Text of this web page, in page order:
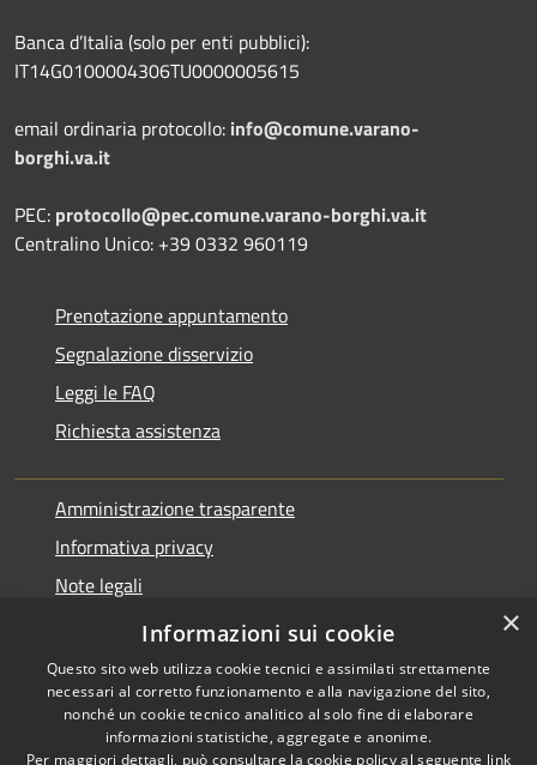
Banca d’Italia (solo per enti pubblici):
IT14G0100004306TU0000005615
email ordinaria protocollo: info@comune.varano-
borghi.va.it
PEC: protocollo@pec.comune.varano-borghi.va.it
Centralino Unico: +39 0332 960119
Prenotazione appuntamento
Segnalazione disservizio
Leggi le FAQ
Richiesta assistenza
Amministrazione trasparente
Informativa privacy
Note legali
Dichiarazione di accessibilità
Copyright © 2026 • Comune di
×
Informazioni sui cookie
Questo sito web utilizza cookie tecnici e assimilati strettamente
necessari al corretto funzionamento e alla navigazione del sito,
nonché un cookie tecnico analitico al solo fine di elaborare
informazioni statistiche, aggregate e anonime.
Per maggiori dettagli, può consultare la cookie policy al seguente link